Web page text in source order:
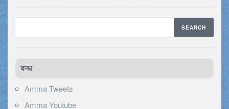
बन्ध
Amma Tweets
Amma Youtube